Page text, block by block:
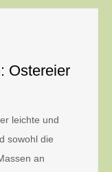
Ostereier
leichte und
sowohl die
an